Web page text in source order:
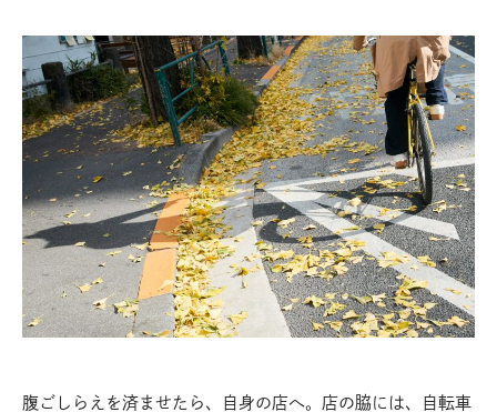
腹ごしらえを済ませたら、自身の店へ。店の脇には、自転車